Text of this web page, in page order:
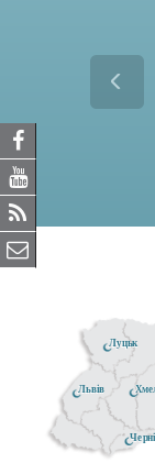
Луцьк
Львів